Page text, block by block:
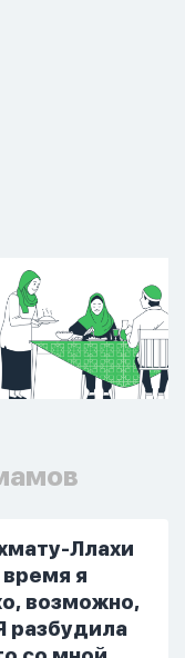
Ллахи
я
возможно,
разбудила